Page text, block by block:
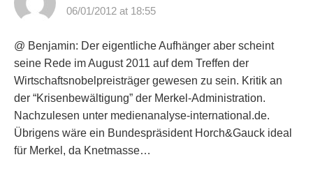
06/01/2012 at 18:55
@ Benjamin: Der eigentliche Aufhänger aber scheint
seine Rede im August 2011 auf dem Treffen der
Wirtschaftsnobelpreisträger gewesen zu sein. Kritik an
der “Krisenbewältigung” der Merkel-Administration.
Nachzulesen unter medienanalyse-international.de.
Übrigens wäre ein Bundespräsident Horch&Gauck ideal
für Merkel, da Knetmasse…